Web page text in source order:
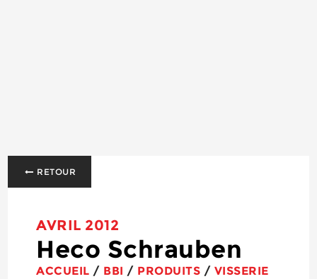
RETOUR
AVRIL 2012
Heco Schrauben
ACCUEIL / BBI / PRODUITS / VISSERIE